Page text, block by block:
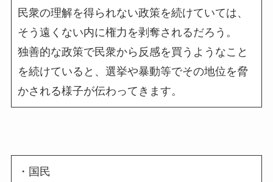
民衆の理解を得られない政策を続けていては、
そう遠くない内に権力を剥奪されるだろう。
独善的な政策で民衆から反感を買うようなこと
を続けていると、選挙や暴動等でその地位を脅
かされる様子が伝わってきます。
・国民